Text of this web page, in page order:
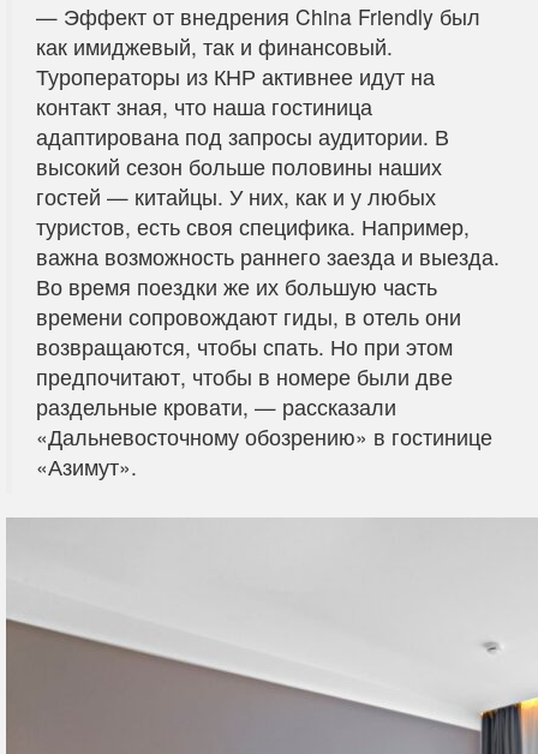
— Эффект от внедрения China Friendly был
как имиджевый, так и финансовый.
Туроператоры из КНР активнее идут на
контакт зная, что наша гостиница
адаптирована под запросы аудитории. В
высокий сезон больше половины наших
гостей — китайцы. У них, как и у любых
туристов, есть своя специфика. Например,
важна возможность раннего заезда и выезда.
Во время поездки же их большую часть
времени сопровождают гиды, в отель они
возвращаются, чтобы спать. Но при этом
предпочитают, чтобы в номере были две
раздельные кровати, — рассказали
«Дальневосточному обозрению» в гостинице
«Азимут».